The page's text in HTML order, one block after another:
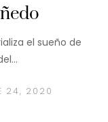
el sueño de
24, 2020